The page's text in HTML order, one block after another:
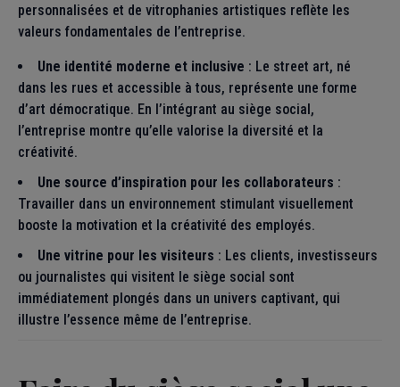
personnalisées et de vitrophanies artistiques reflète les
valeurs fondamentales de l’entreprise.
Une identité moderne et inclusive : Le street art, né
dans les rues et accessible à tous, représente une forme
d’art démocratique. En l’intégrant au siège social,
l’entreprise montre qu’elle valorise la diversité et la
créativité.
Une source d’inspiration pour les collaborateurs :
Travailler dans un environnement stimulant visuellement
booste la motivation et la créativité des employés.
Une vitrine pour les visiteurs : Les clients, investisseurs
ou journalistes qui visitent le siège social sont
immédiatement plongés dans un univers captivant, qui
illustre l’essence même de l’entreprise.